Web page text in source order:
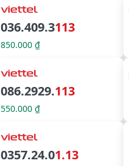
036.409.3113
850.000 ₫
086.2929.113
550.000 ₫
0357.24.01.13